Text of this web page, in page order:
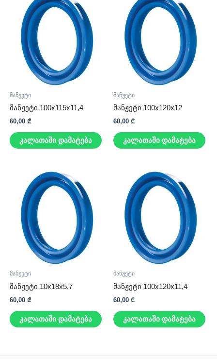
მანჟეტი
მანჟეტი 100x115x11,4
60,00 ₾
კალათაში დამატება
მანჟეტი
მანჟეტი 100x120x12
60,00 ₾
კალათაში დამატება
მანჟეტი
მანჟეტი 10x18x5,7
60,00 ₾
კალათაში დამატება
მანჟეტი
მანჟეტი 100x120x11,4
60,00 ₾
კალათაში დამატება